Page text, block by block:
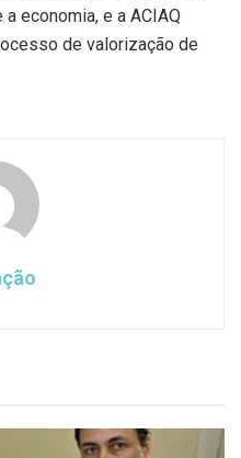
economia, e a ACIAQ
de valorização de